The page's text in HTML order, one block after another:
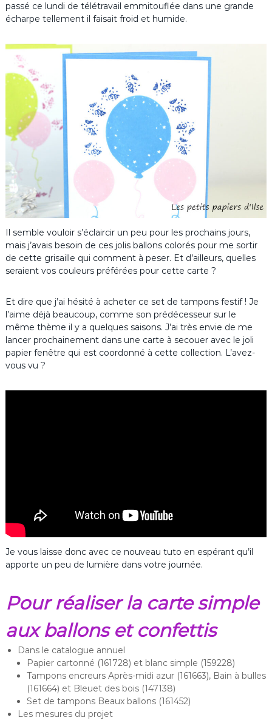
passé ce lundi de télétravail emmitouflée dans une grande
écharpe tellement il faisait froid et humide.
Il semble vouloir s’éclaircir un peu pour les prochains jours,
mais j’avais besoin de ces jolis ballons colorés pour me sortir
de cette grisaille qui comment à peser. Et d’ailleurs, quelles
seraient vos couleurs préférées pour cette carte ?
Et dire que j’ai hésité à acheter ce set de tampons festif ! Je
l’aime déjà beaucoup, comme son prédécesseur sur le
même thème il y a quelques saisons. J’ai très envie de me
lancer prochainement dans une carte à secouer avec le joli
papier fenêtre qui est coordonné à cette collection. L’avez-
vous vu ?
Je vous laisse donc avec ce nouveau tuto en espérant qu’il
apporte un peu de lumière dans votre journée.
Pour réaliser la carte simple
aux ballons et confettis
Dans le catalogue annuel
Papier cartonné (161728) et blanc simple (159228)
Tampons encreurs Après-midi azur (161663), Bain à bulles
(161664) et Bleuet des bois (147138)
Set de tampons Beaux ballons (161452)
Les mesures du projet